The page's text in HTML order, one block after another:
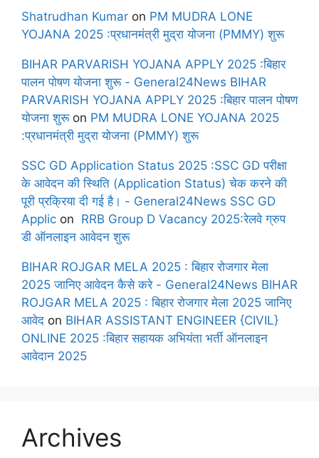
Shatrudhan Kumar on PM MUDRA LONE
YOJANA 2025 :प्रधानमंत्री मुद्रा योजना (PMMY) शुरू
BIHAR PARVARISH YOJANA APPLY 2025 :बिहार
पालन पोषण योजना शुरू - General24News BIHAR
PARVARISH YOJANA APPLY 2025 :बिहार पालन पोषण
योजना शुरूon PM MUDRA LONE YOJANA 2025
:प्रधानमंत्री मुद्रा योजना (PMMY) शुरू
SSC GD Application Status 2025 :SSC GD परीक्षा
के आवेदन की स्थिति (Application Status) चेक करने की
पूरी प्रक्रिया दी गई है। - General24News SSC GD
Applic on RRB Group D Vacancy 2025:रेलवे ग्रुप
डी ऑनलाइन आवेदन शुरू
BIHAR ROJGAR MELA 2025 : बिहार रोजगार मेला
2025 जानिए आवेदन कैसे करे - General24News BIHAR
ROJGAR MELA 2025 : बिहार रोजगार मेला 2025 जानिए
आवेद on BIHAR ASSISTANT ENGINEER {CIVIL}
ONLINE 2025 :बिहार सहायक अभियंता भर्ती ऑनलाइन
आवेदान 2025
Archives